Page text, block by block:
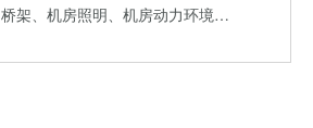
桥架、机房照明、机房动力环境…